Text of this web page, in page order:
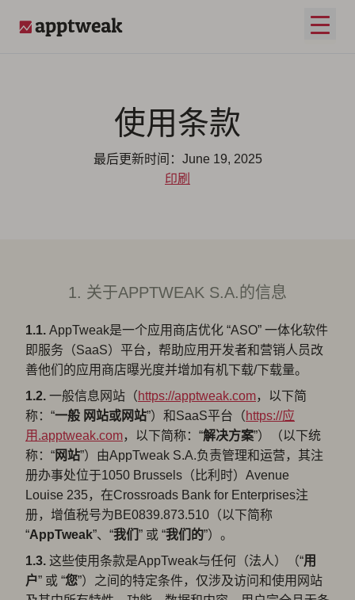
打开
使用条款
最后更新时间：June 19, 2025
印刷
1. 关于APPTWEAK S.A.的信息
1.1. AppTweak是一个应用商店优化 “ASO” 一体化软件
即服务（SaaS）平台，帮助应用开发者和营销人员改
善他们的应用商店曝光度并增加有机下载/下载量。
1.2. 一般信息网站（https://apptweak.com，以下简
称：“一般 网站或网站”）和SaaS平台（https://应
用.apptweak.com，以下简称：“解决方案”）（以下统
称：“网站”）由AppTweak S.A.负责管理和运营，其注
册办事处位于1050 Brussels（比利时）Avenue
Louise 235，在Crossroads Bank for Enterprises注
册，增值税号为BE0839.873.510（以下简称
“AppTweak”、“我们 ” 或 “我们的”）。
1.3. 这些使用条款是AppTweak与任何（法人）（“用
户” 或 “您”）之间的特定条件，仅涉及访问和使用网站